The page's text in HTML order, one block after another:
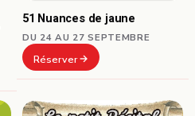
51 Nuances de jaune
DU 24 AU 27 SEPTEMBRE
Réserver